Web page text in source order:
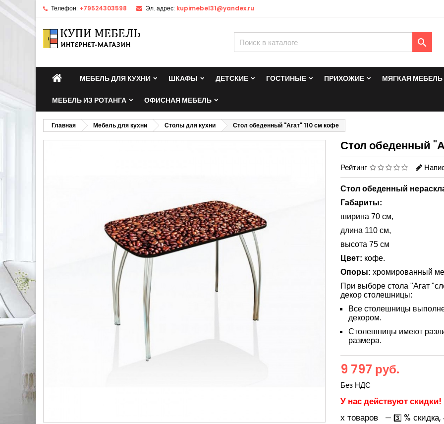
Телефон: +79524303598 Эл. адрес: kupimebel31@yandex.ru

МЕБЕЛЬ ДЛЯ КУХНИ ШКАФЫ ДЕТСКИЕ ГОСТИНЫЕ ПРИХОЖИЕ МЯГКАЯ МЕБЕЛЬ
МЕБЕЛЬ ИЗ РОТАНГА ОФИСНАЯ МЕБЕЛЬ
Главная Мебель для кухни Столы для кухни Стол обеденный "Агат" 110 см кофе
Стол обеденный
Рейтинг
Стол обеденный
Габариты:
ширина 70 см,
длина 110 см,
высота 75 см
Цвет: кофе.
Опоры: хромированный
При выборе стола "Агат
декор столешницы:
Все столешницы
декором.
Столешницы имеют
размера.
9 797 руб.
Без НДС
У нас действуют скидки!
х товаров
— 3️⃣ %